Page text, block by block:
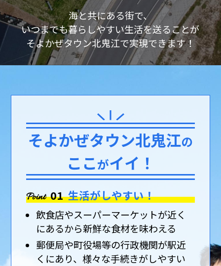
海と共にある街で、
いつまでも暮らしやすい生活を送ることが
そよかぜタウン北鬼江で実現できます！
そよかぜタウン北鬼江の
ここがイイ！
Point 01 生活がしやすい！
飲食店やスーパーマーケットが近く
にあるから新鮮な食材を味わえる
郵便局や町役場等の行政機関が駅近
くにあり、様々な手続きがしやすい